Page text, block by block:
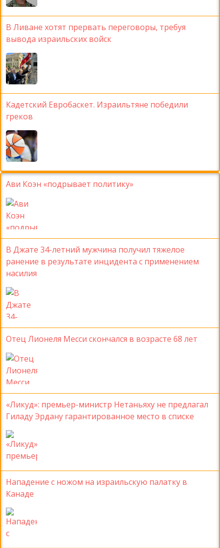
В Ливане хотят прервать переговоры, требуя
вывода израильских войск
Кадетский Евробаскет. Израильтяне победили
греков
Ави Коэн «подрывает политику»
В Джате 34-летний мужчина получил тяжелое
ранение в результате инцидента с применением
насилия
Отец Лионеля Месси скончался в возрасте 68 лет
«Ликуд»: премьер-министр Нетаньяху не предлагал
Гиладу Эрдану гарантированное место в списке
Нападение с ножом на израильскую палатку в
Канаде